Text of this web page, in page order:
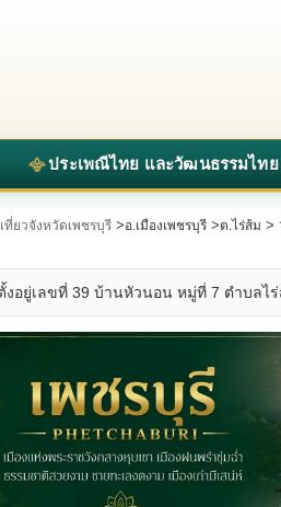
ประเพณีไทย และวัฒนธรรมไทย
ที่ยวจังหวัดเพชรบุรี >อ.เมืองเพชรบุรี >ต.ไร่ส้ม >
งอยู่เลขที่ 39 บ้านหัวนอน หมู่ที่ 7 ตำบล